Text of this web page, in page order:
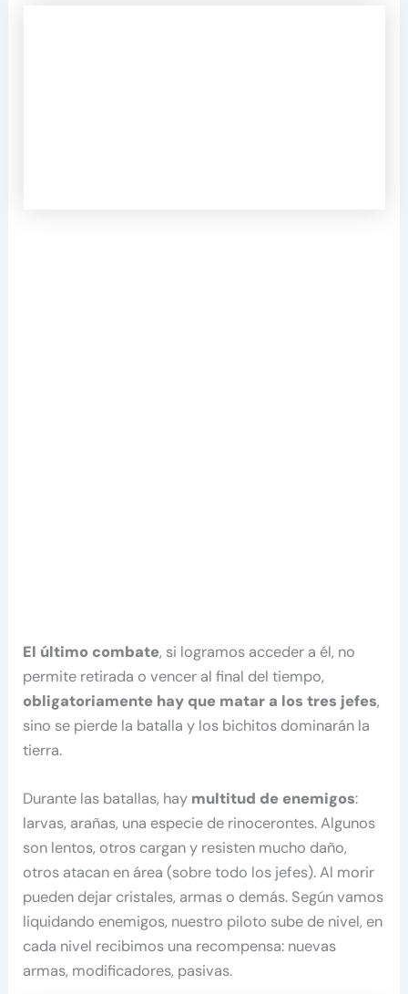
El último combate, si logramos acceder a él, no
permite retirada o vencer al final del tiempo,
obligatoriamente hay que matar a los tres jefes,
sino se pierde la batalla y los bichitos dominarán la
tierra.
Durante las batallas, hay multitud de enemigos:
larvas, arañas, una especie de rinocerontes. Algunos
son lentos, otros cargan y resisten mucho daño,
otros atacan en área (sobre todo los jefes). Al morir
pueden dejar cristales, armas o demás. Según vamos
liquidando enemigos, nuestro piloto sube de nivel, en
cada nivel recibimos una recompensa: nuevas
armas, modificadores, pasivas.